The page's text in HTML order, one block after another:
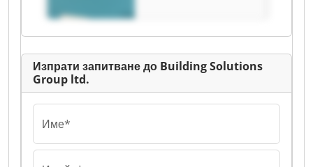
Изпрати запитване до Building Solutions
Group ltd.
Име*